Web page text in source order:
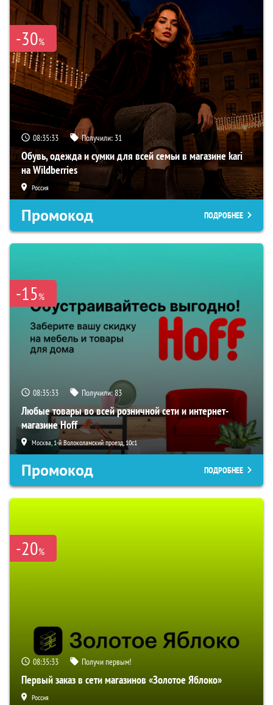
-30%
08:35:32 Получили: 31
Обувь, одежда и сумки для всей семьи в магазине kari
на Wildberries
Россия
Промокод ПОДРОБНЕЕ
-15%
08:35:32 Получили:83
Любые товары во всей розничной сети и интернет-
магазине Hoff
Москва, 1-й Волоколамский проезд, 10с1
Промокод ПОДРОБНЕЕ
-20%
08:35:32 Получи первым!
Первый заказ в сети магазинов «Золотое Яблоко»
Россия